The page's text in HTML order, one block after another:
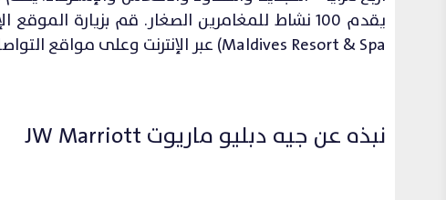
Maldives Resort & Spa) عبر الإنترنت وعلى مواقع التواصل الإجتماعي Instagram و Facebook.
نبذه عن جيه دبليو ماريوت JW Marriott